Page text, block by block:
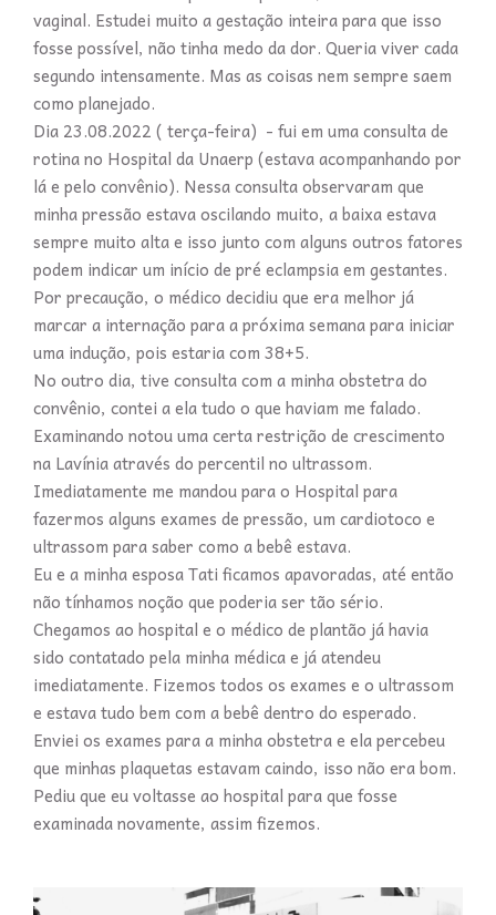
vaginal. Estudei muito a gestação inteira para que isso
fosse possível, não tinha medo da dor. Queria viver cada
segundo intensamente. Mas as coisas nem sempre saem
como planejado.
Dia 23.08.2022 ( terça-feira) - fui em uma consulta de
rotina no Hospital da Unaerp (estava acompanhando por
lá e pelo convênio). Nessa consulta observaram que
minha pressão estava oscilando muito, a baixa estava
sempre muito alta e isso junto com alguns outros fatores
podem indicar um início de pré eclampsia em gestantes.
Por precaução, o médico decidiu que era melhor já
marcar a internação para a próxima semana para iniciar
uma indução, pois estaria com 38+5.
No outro dia, tive consulta com a minha obstetra do
convênio, contei a ela tudo o que haviam me falado.
Examinando notou uma certa restrição de crescimento
na Lavínia através do percentil no ultrassom.
Imediatamente me mandou para o Hospital para
fazermos alguns exames de pressão, um cardiotoco e
ultrassom para saber como a bebê estava.
Eu e a minha esposa Tati ficamos apavoradas, até então
não tínhamos noção que poderia ser tão sério.
Chegamos ao hospital e o médico de plantão já havia
sido contatado pela minha médica e já atendeu
imediatamente. Fizemos todos os exames e o ultrassom
e estava tudo bem com a bebê dentro do esperado.
Enviei os exames para a minha obstetra e ela percebeu
que minhas plaquetas estavam caindo, isso não era bom.
Pediu que eu voltasse ao hospital para que fosse
examinada novamente, assim fizemos.